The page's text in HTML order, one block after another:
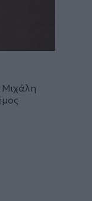
Μιχάλη